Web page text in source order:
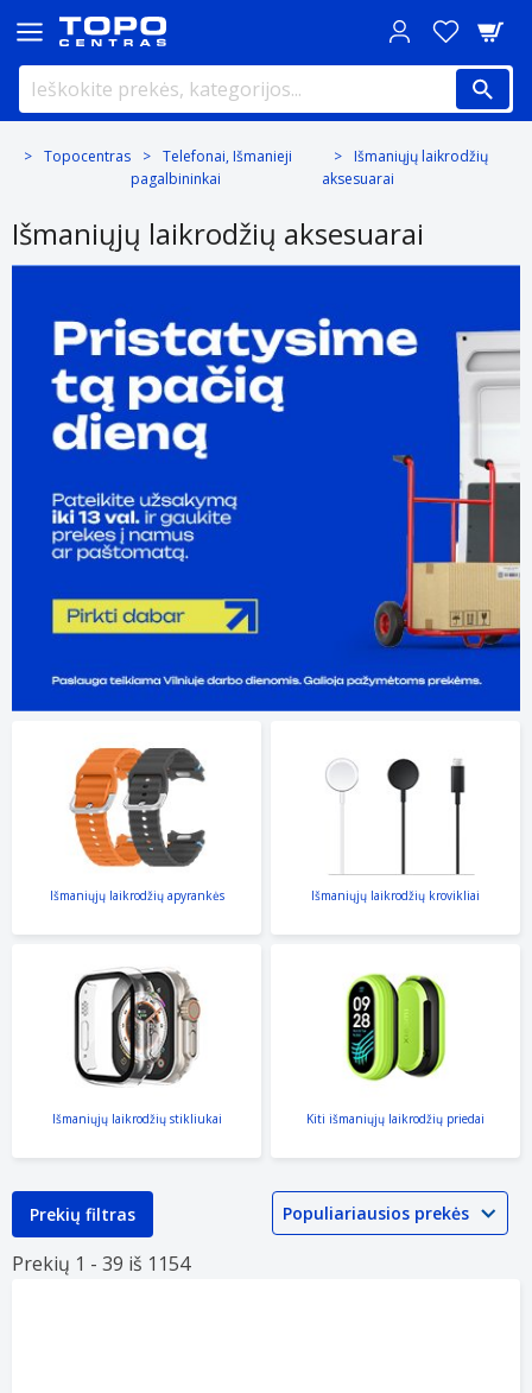
Topocentras
Telefonai, Išmanieji
pagalbininkai
Išmaniųjų laikrodžių
aksesuarai
Išmaniųjų laikrodžių aksesuarai
Išmaniųjų laikrodžių apyrankės Išmaniųjų laikrodžių krovikliai
Išmaniųjų laikrodžių stikliukai Kiti išmaniųjų laikrodžių priedai
Prekių filtras
Prekių 1 - 39 iš 1154